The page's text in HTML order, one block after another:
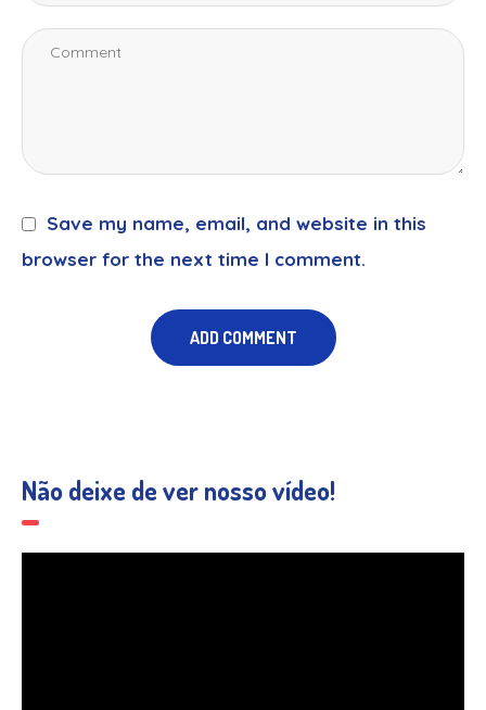
Save my name, email, and website in this
browser for the next time I comment.
Não deixe de ver nosso vídeo!